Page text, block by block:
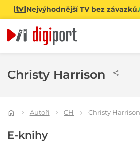
Nejvýhodnější TV bez závazků.
Christy Harrison
Autoři CH Christy Harrison
E-knihy